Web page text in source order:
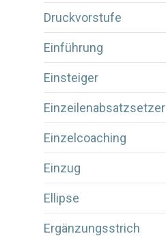
Druckvorstufe
Einführung
Einsteiger
Einzeilenabsatzsetzer
Einzelcoaching
Einzug
Ellipse
Ergänzungsstrich